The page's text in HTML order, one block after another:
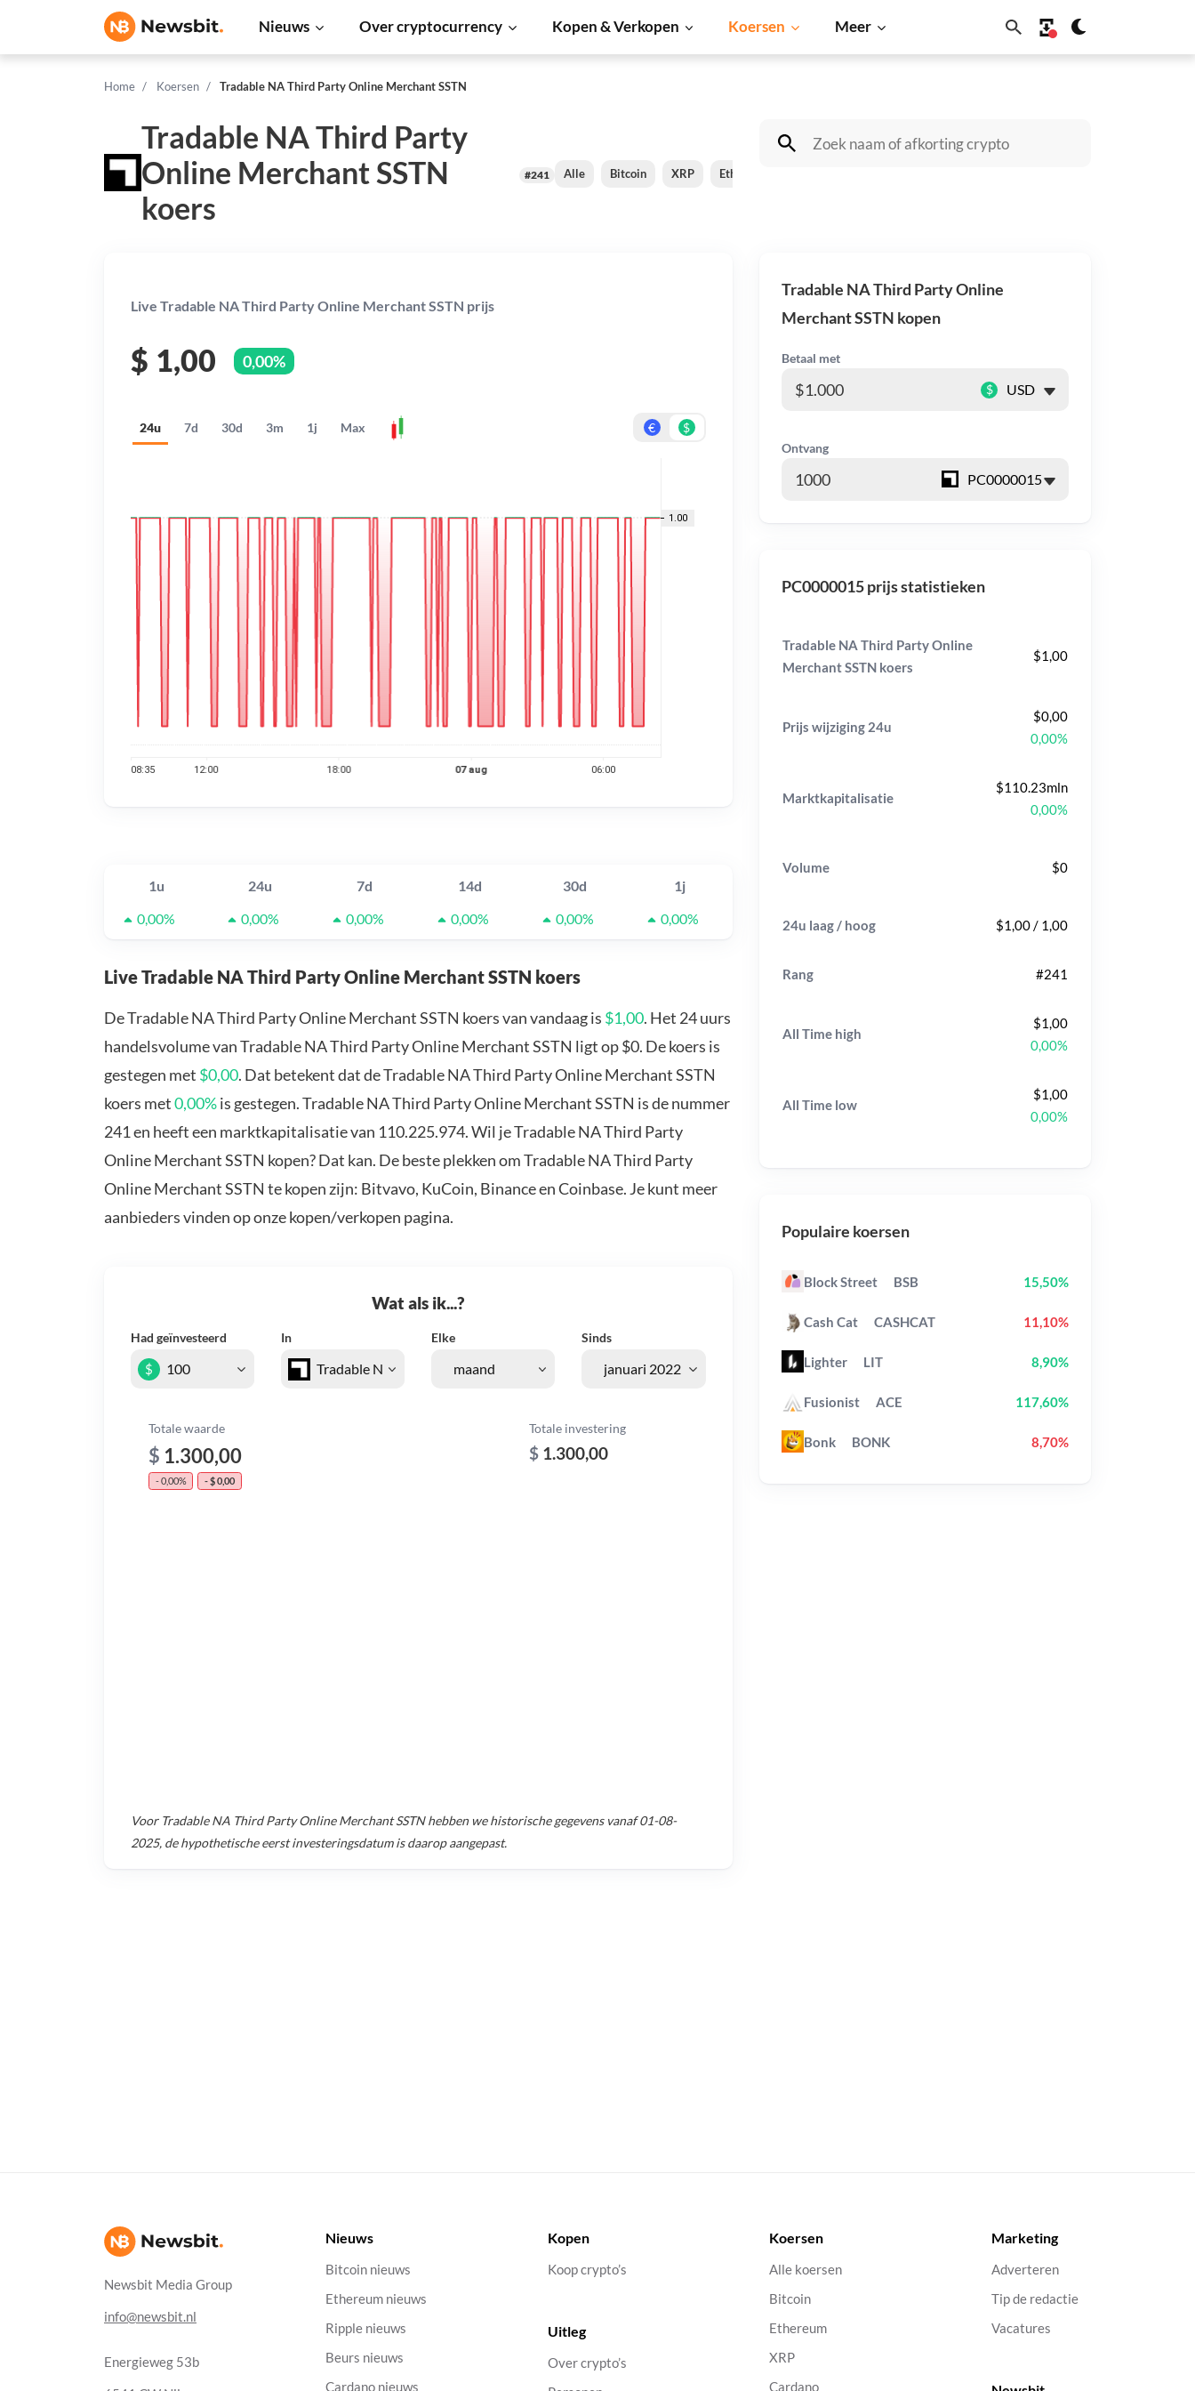
Nieuws Over cryptocurrency Kopen & Verkopen Koersen Meer
Home Koersen Tradable NA Third Party Online Merchant SSTN
Tradable NA Third Party
Online Merchant SSTN
koers
#241 Alle Bitcoin XRP Ethereum
Live Tradable NA Third Party Online Merchant SSTN prijs
$ 1,00 0,00%
24u 7d 30d 3m 1j Max € $
1u 24u 7d 14d 30d
1j
0,00%
0,00% 0,00% 0,00% 0,00% 0,00%
Live Tradable NA Third Party Online Merchant SSTN koers
De Tradable NA Third Party Online Merchant SSTN koers van vandaag is $1,00. Het 24 uurs
handelsvolume van Tradable NA Third Party Online Merchant SSTN ligt op $0. De koers is
gestegen met $0,00. Dat betekent dat de Tradable NA Third Party Online Merchant SSTN
koers met0,00%is gestegen. Tradable NA Third Party Online Merchant SSTN is de nummer
241 en heeft een marktkapitalisatie van 110.225.974. Wil je Tradable NA Third Party
Online Merchant SSTN kopen? Dat kan. De beste plekken om Tradable NA Third Party
Online Merchant SSTN te kopen zijn: Bitvavo, KuCoin, Binance en Coinbase. Je kunt meer
aanbieders vinden op onze kopen/verkopen pagina.
Wat als ik...?
Had geïnvesteerd In Elke Sinds
$
Totale waarde
$ 1.300,00
- 0,00% - $ 0,00
Totale investering
$ 1.300,00
Voor Tradable NA Third Party Online Merchant SSTNhebben we historische gegevens vanaf01-08-
2025, de hypothetische eerst investeringsdatum is daarop aangepast.
Tradable NA Third Party Online
Merchant SSTN kopen
Betaal met
$
Ontvang
PC0000015 prijs statistieken
Tradable NA Third Party Online
Merchant SSTN koers
$1,00
Prijs wijziging 24u
$0,00
0,00%
Marktkapitalisatie
$110.23mln
0,00%
Volume $0
24u laag / hoog $1,00 / 1,00
Rang #241
All Time high
$1,00
0,00%
All Time low
$1,00
0,00%
Populaire koersen
Block Street BSB 15,50%
Cash Cat CASHCAT 11,10%
Lighter LIT 8,90%
Fusionist ACE 117,60%
Bonk BONK 8,70%
Newsbit Media Group
info@newsbit.nl
Energieweg 53b
Nieuws
Bitcoin nieuws
Ethereum nieuws
Ripple nieuws
Beurs nieuws
Cardano nieuws
Kopen
Koop crypto’s
Uitleg
Over crypto’s
Koersen
Alle koersen
Bitcoin
Ethereum
XRP
Cardano
Marketing
Adverteren
Tip de redactie
Vacatures